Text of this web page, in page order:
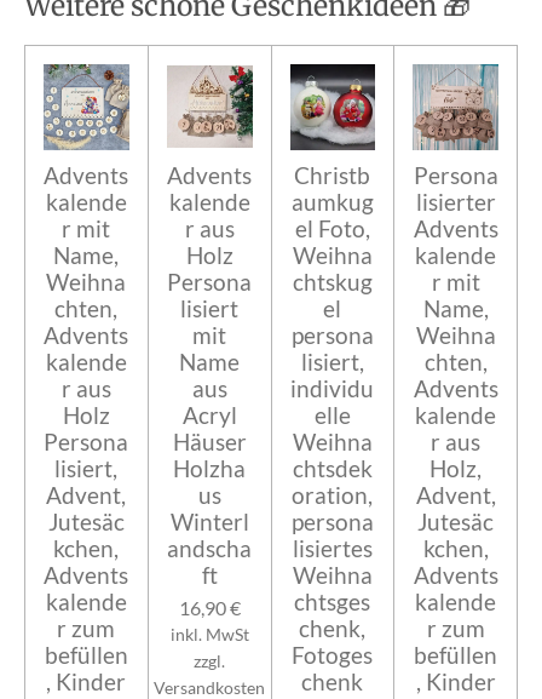
Advents
kalende
r mit
Name,
Weihna
chten,
Advents
kalende
r aus
Holz
Persona
lisiert,
Advent,
Jutesäc
kchen,
Advents
kalende
r zum
befüllen
, Kinder
Advents
kalende
r aus
Holz
Persona
lisiert
mit
Name
aus
Acryl
Häuser
Holzha
us
Winterl
andscha
ft
16,90 €
inkl. MwSt
zzgl.
Versandkosten
Christb
aumkug
el Foto,
Weihna
chtskug
el
persona
lisiert,
individu
elle
Weihna
chtsdek
oration,
persona
lisiertes
Weihna
chtsges
chenk,
Fotoges
chenk
Persona
lisierter
Advents
kalende
r mit
Name,
Weihna
chten,
Advents
kalende
r aus
Holz,
Advent,
Jutesäc
kchen,
Advents
kalende
r zum
befüllen
, Kinder